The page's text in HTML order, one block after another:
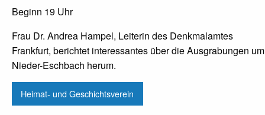
Beginn 19 Uhr
Frau Dr. Andrea Hampel, Leiterin des Denkmalamtes
Frankfurt, berichtet interessantes über die Ausgrabungen um
Nieder-Eschbach herum.
Heimat- und Geschichtsverein